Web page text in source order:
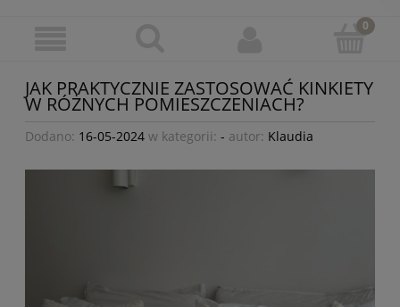
JAK PRAKTYCZNIE ZASTOSOWAĆ KINKIETY
W RÓŻNYCH POMIESZCZENIACH?
Dodano: 16-05-2024 w kategorii: - autor: Klaudia